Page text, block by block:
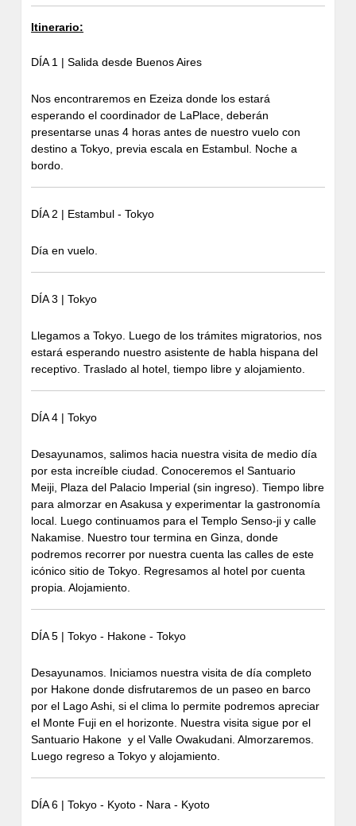
Itinerario:
DÍA 1 | Salida desde Buenos Aires
Nos encontraremos en Ezeiza donde los estará
esperando el coordinador de LaPlace, deberán
presentarse unas 4 horas antes de nuestro vuelo con
destino a Tokyo, previa escala en Estambul. Noche a
bordo.
DÍA 2 | Estambul - Tokyo
Día en vuelo.
DÍA 3 | Tokyo
Llegamos a Tokyo. Luego de los trámites migratorios, nos
estará esperando nuestro asistente de habla hispana del
receptivo. Traslado al hotel, tiempo libre y alojamiento.
DÍA 4 | Tokyo
Desayunamos, salimos hacia nuestra visita de medio día
por esta increíble ciudad. Conoceremos el Santuario
Meiji, Plaza del Palacio Imperial (sin ingreso). Tiempo libre
para almorzar en Asakusa y experimentar la gastronomía
local. Luego continuamos para el Templo Senso-ji y calle
Nakamise. Nuestro tour termina en Ginza, donde
podremos recorrer por nuestra cuenta las calles de este
icónico sitio de Tokyo. Regresamos al hotel por cuenta
propia. Alojamiento.
DÍA 5 | Tokyo - Hakone - Tokyo
Desayunamos. Iniciamos nuestra visita de día completo
por Hakone donde disfrutaremos de un paseo en barco
por el Lago Ashi, si el clima lo permite podremos apreciar
el Monte Fuji en el horizonte. Nuestra visita sigue por el
Santuario Hakone y el Valle Owakudani. Almorzaremos.
Luego regreso a Tokyo y alojamiento.
DÍA 6 | Tokyo - Kyoto - Nara - Kyoto